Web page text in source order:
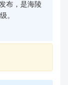
布，是海陵
。